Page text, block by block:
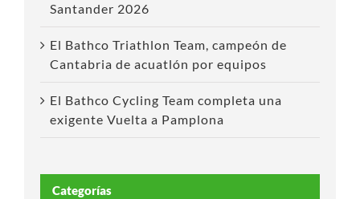
Santander 2026
El Bathco Triathlon Team, campeón de
Cantabria de acuatlón por equipos
El Bathco Cycling Team completa una
exigente Vuelta a Pamplona
Categorías